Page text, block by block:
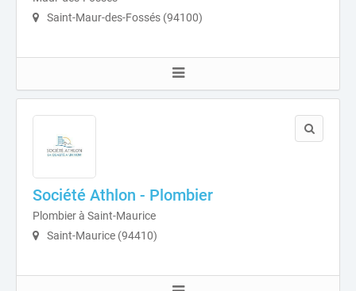
Saint-Maur-des-Fossés (94100)
Société Athlon - Plombier
Plombier à Saint-Maurice
Saint-Maurice (94410)